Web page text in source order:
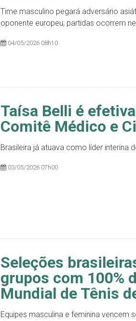
Time masculino pegará adversário
oponente europeu; partidas ocorrem
04/05/2026 08h10
Taísa Belli é
Comitê Médico e
Brasileira já atuava como líder interina
03/05/2026 07h00
Seleções
grupos com 100%
Mundial de Tênis
Equipes masculina e feminina